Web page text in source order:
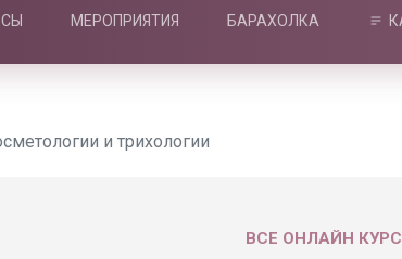
МЕРОПРИЯТИЯ БАРАХОЛКА
и трихологии
ВСЕ ОНЛАЙН